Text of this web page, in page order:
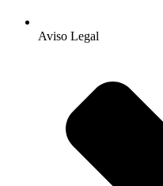
Aviso Legal